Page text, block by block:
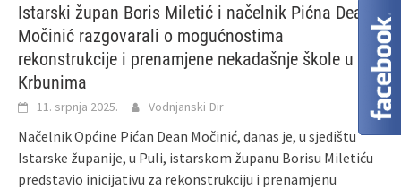
Istarski župan Boris Miletić i načelnik Pićna Dean
Močinić razgovarali o mogućnostima
rekonstrukcije i prenamjene nekadašnje škole u
Krbunima
11. srpnja 2025. Vodnjanski Đir
Načelnik Općine Pićan Dean Močinić, danas je, u sjedištu
Istarske županije, u Puli, istarskom županu Borisu Miletiću
predstavio inicijativu za rekonstrukciju i prenamjenu